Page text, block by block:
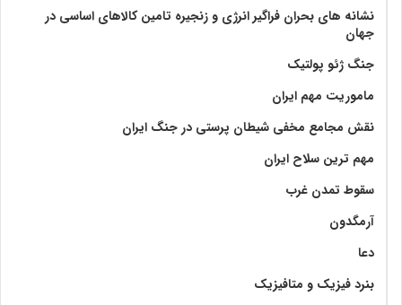
نشانه های بحران فراگیر انرژی و زنجیره تامین کالاهای اساسی در
جهان
جنگ ژئو پولتیک
ماموریت مهم ایران
نقش مجامع مخفی شیطان پرستی در جنگ ایران
مهم ترین سلاح ایران
سقوط تمدن غرب
آرمگدون
دعا
بنرد فیزیک و متافیزیک